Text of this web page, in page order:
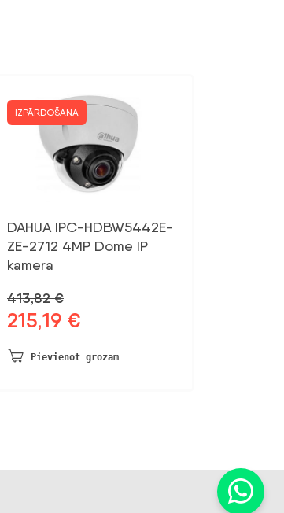
IZPĀRDOŠANA
DAHUA IPC-HDBW5442E-
ZE-2712 4MP Dome IP
kamera
413,82€
Sākotnējā
bija:
215,19 €
ir:
Pievienot grozam